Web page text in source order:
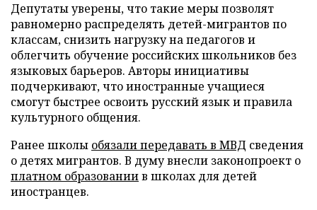
Депутаты уверены, что такие меры позволят
равномерно распределять детей-мигрантов по
классам, снизить нагрузку на педагогов и
облегчить обучение российских школьников без
языковых барьеров. Авторы инициативы
подчеркивают, что иностранные учащиеся
смогут быстрее освоить русский язык и правила
культурного общения.
Ранее школы обязали передавать в МВД сведения
о детях мигрантов. В думу внесли законопроект о
платном образованиив школах для детей
иностранцев.